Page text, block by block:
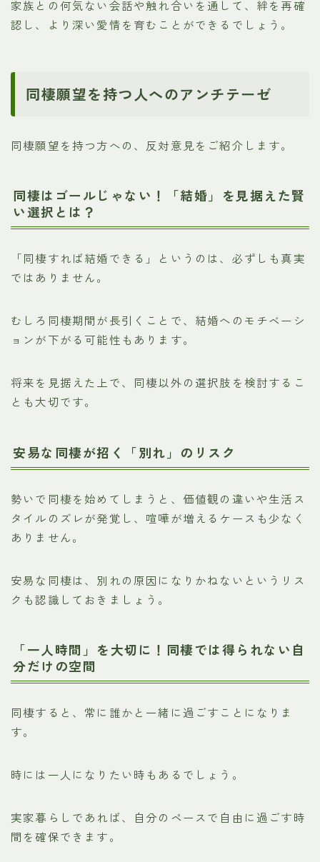
家族との何気ない会話や触れ合いを通して、絆を再確
認し、より深い愛情を育むことができるでしょう。
同棲願望を持つ人へのアンチテーゼ
同棲願望を持つ方への、反対意見をご紹介します。
同棲はゴールじゃない！「結婚」を見据えた賢
い選択とは？
「同棲すれば結婚できる」というのは、必ずしも真実
ではありません。
むしろ同棲期間が長引くことで、結婚へのモチベーシ
ョンが下がる可能性もあります。
将来を見据えた上で、同棲以外の選択肢を検討するこ
とも大切です。
安易な同棲が招く「別れ」のリスク
勢いで同棲を始めてしまうと、価値観の違いや生活ス
タイルのズレが発覚し、喧嘩が増えるケースも少なく
ありません。
安易な同棲は、別れの原因になりかねないというリス
クも認識しておきましょう。
「一人時間」を大切に！同棲では得られない自
分だけの空間
同棲すると、常に誰かと一緒に過ごすことになりま
す。
時には一人になりたい時もあるでしょう。
実家暮らしであれば、自分のペースで自由に過ごす時
間を確保できます。